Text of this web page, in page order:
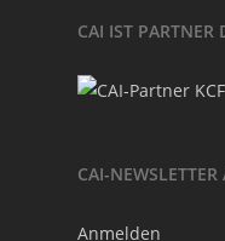
CAI IST PARTNER
CAI-
Anmelden